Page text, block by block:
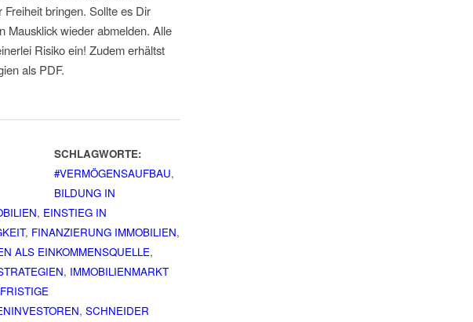
bringen. Sollte es Dir
Mausklick wieder abmelden. Alle
Risiko ein! Zudem erhältst
als PDF.
SCHLAGWORTE:
#VERMÖGENSAUFBAU,
BILDUNG IN
, EINSTIEG IN
, FINANZIERUNG IMMOBILIEN,
ALS EINKOMMENSQUELLE,
, IMMOBILIENMARKT
, SCHNEIDER